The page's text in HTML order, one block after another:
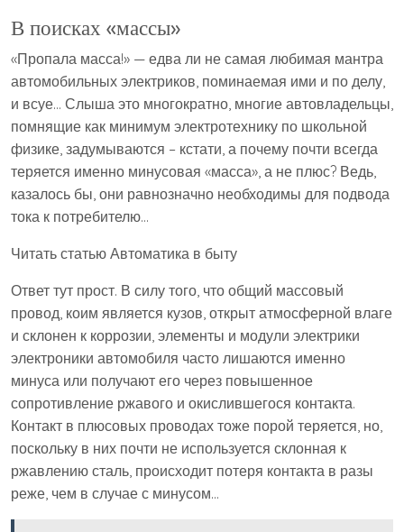
В поисках «массы»
«Пропала масса!» — едва ли не самая любимая мантра
автомобильных электриков, поминаемая ими и по делу,
и всуе… Слыша это многократно, многие автовладельцы,
помнящие как минимум электротехнику по школьной
физике, задумываются – кстати, а почему почти всегда
теряется именно минусовая «масса», а не плюс? Ведь,
казалось бы, они равнозначно необходимы для подвода
тока к потребителю…
Читать статью Автоматика в быту
Ответ тут прост. В силу того, что общий массовый
провод, коим является кузов, открыт атмосферной влаге
и склонен к коррозии, элементы и модули электрики
электроники автомобиля часто лишаются именно
минуса или получают его через повышенное
сопротивление ржавого и окислившегося контакта.
Контакт в плюсовых проводах тоже порой теряется, но,
поскольку в них почти не используется склонная к
ржавлению сталь, происходит потеря контакта в разы
реже, чем в случае с минусом…